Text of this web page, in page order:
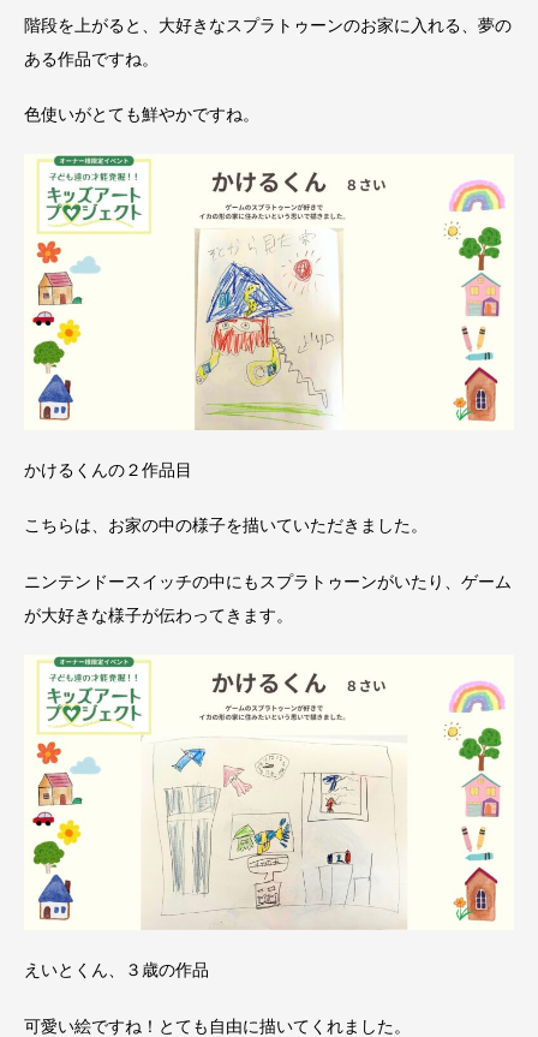
階段を上がると、大好きなスプラトゥーンのお家に入れる、夢の
ある作品ですね。
色使いがとても鮮やかですね。
かけるくんの２作品目
こちらは、お家の中の様子を描いていただきました。
ニンテンドースイッチの中にもスプラトゥーンがいたり、ゲーム
が大好きな様子が伝わってきます。
えいとくん、３歳の作品
可愛い絵ですね！とても自由に描いてくれました。